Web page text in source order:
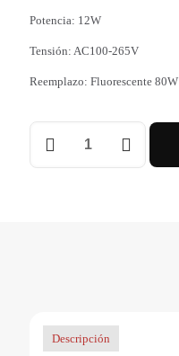
Potencia: 12W
Tensión: AC100-265V
Reemplazo: Fluorescente 80W
TORTUGA
MACROLED
REDONDA
FP:0,9Descripción